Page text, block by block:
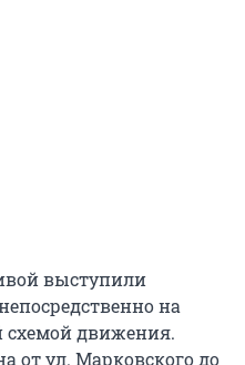
выступили
на
схемой движения.
от ул. Марковского до